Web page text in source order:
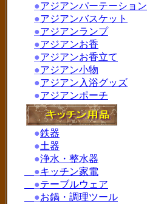
●アジアンパーテーション
●アジアンバスケット
●アジアンランプ
●アジアンお香
●アジアンお香立て
●アジアン小物
●アジアン入浴グッズ
●アジアンポーチ
●鉄器
●土器
●浄水・整水器
●キッチン家電
●テーブルウェア
●お鍋・調理ツール